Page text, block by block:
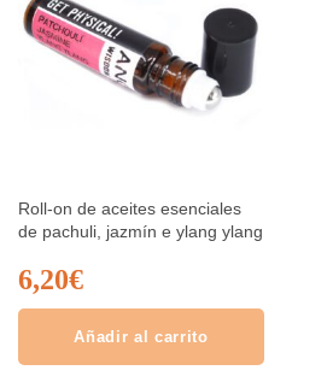
Roll-on de aceites esenciales
de pachuli, jazmín e ylang ylang
6,20€
Añadir al carrito